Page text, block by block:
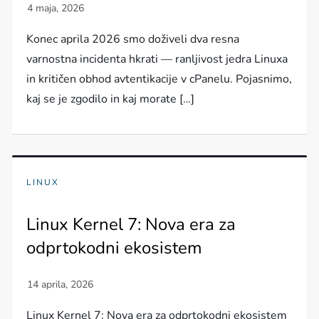
Konec aprila 2026 smo doživeli dva resna
varnostna incidenta hkrati — ranljivost jedra Linuxa
in kritičen obhod avtentikacije v cPanelu. Pojasnimo,
kaj se je zgodilo in kaj morate […]
LINUX
Linux Kernel 7: Nova era za
odprtokodni ekosistem
Linux Kernel 7: Nova era za odprtokodni ekosistem